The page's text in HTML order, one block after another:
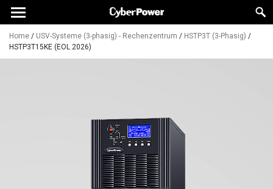
Home / USV-Systeme (3-phasig) - Rechenzentrum / HSTP3T (3-Phasig) /
HSTP3T15KE (EOL 2026)